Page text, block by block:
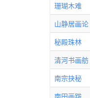
珊瑚木难
山静居画论
秘殿珠林
清河书画舫
南宗抉秘
南田画跋